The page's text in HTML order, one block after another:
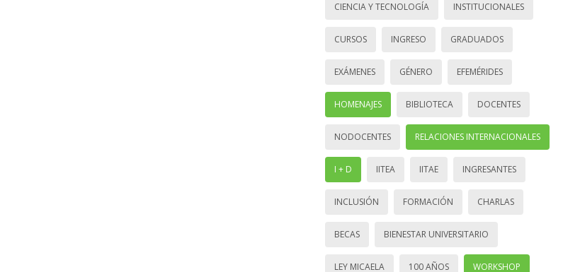
CIENCIA Y TECNOLOGÍA INSTITUCIONALES
CURSOS INGRESO GRADUADOS
EXÁMENES GÉNERO EFEMÉRIDES
HOMENAJES BIBLIOTECA DOCENTES
NODOCENTES RELACIONES INTERNACIONALES
I + D IITEA IITAE INGRESANTES
INCLUSIÓN FORMACIÓN CHARLAS
BECAS BIENESTAR UNIVERSITARIO
LEY MICAELA 100 AÑOS WORKSHOP